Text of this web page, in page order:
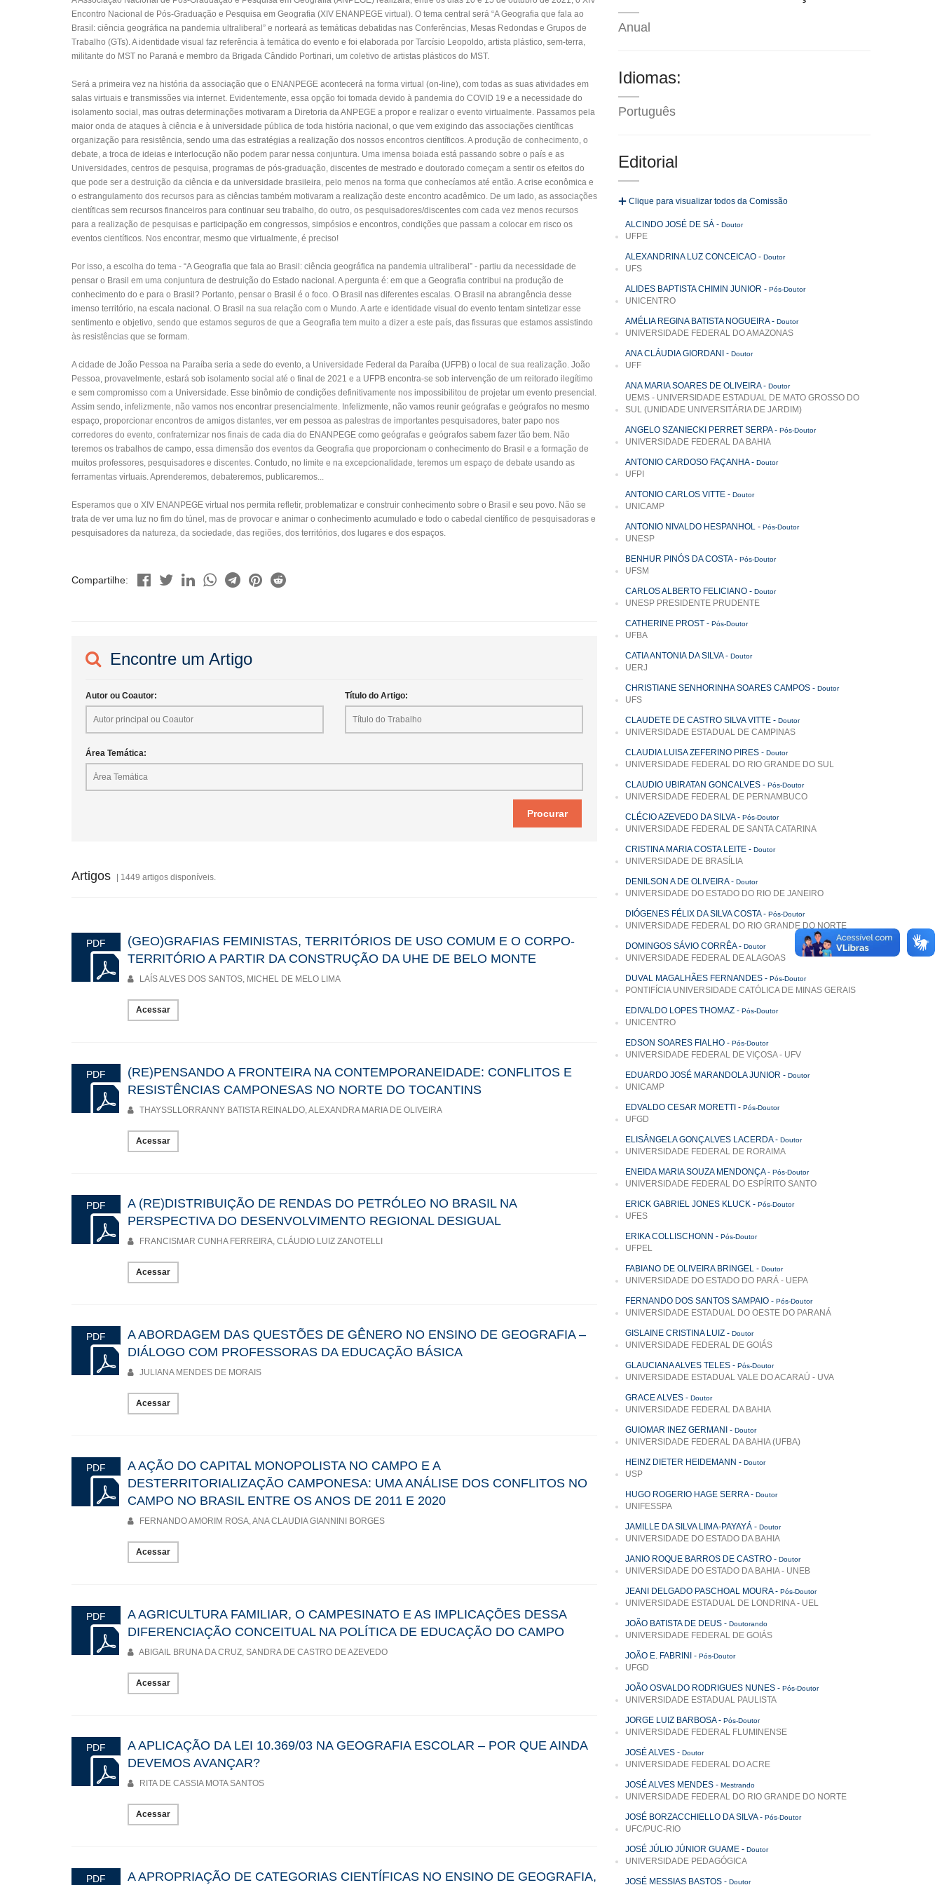
Encontro Nacional de Pós-Graduação e Pesquisa em Geografia (XIV ENANPEGE virtual). O tema central será “A Geografia que fala ao
Brasil: ciência geográfica na pandemia ultraliberal” e norteará as temáticas debatidas nas Conferências, Mesas Redondas e Grupos de
Trabalho (GTs). A identidade visual faz referência à temática do evento e foi elaborada por Tarcísio Leopoldo, artista plástico, sem-terra,
militante do MST no Paraná e membro da Brigada Cândido Portinari, um coletivo de artistas plásticos do MST.
Será a primeira vez na história da associação que o ENANPEGE acontecerá na forma virtual (on-line), com todas as suas atividades em
salas virtuais e transmissões via internet. Evidentemente, essa opção foi tomada devido à pandemia do COVID 19 e a necessidade do
isolamento social, mas outras determinações motivaram a Diretoria da ANPEGE a propor e realizar o evento virtualmente. Passamos pela
maior onda de ataques à ciência e à universidade pública de toda história nacional, o que vem exigindo das associações científicas
organização para resistência, sendo uma das estratégias a realização dos nossos encontros científicos. A produção de conhecimento, o
debate, a troca de ideias e interlocução não podem parar nessa conjuntura. Uma imensa boiada está passando sobre o país e as
Universidades, centros de pesquisa, programas de pós-graduação, discentes de mestrado e doutorado começam a sentir os efeitos do
que pode ser a destruição da ciência e da universidade brasileira, pelo menos na forma que conhecíamos até então. A crise econômica e
o estrangulamento dos recursos para as ciências também motivaram a realização deste encontro acadêmico. De um lado, as associações
científicas sem recursos financeiros para continuar seu trabalho, do outro, os pesquisadores/discentes com cada vez menos recursos
para a realização de pesquisas e participação em congressos, simpósios e encontros, condições que passam a colocar em risco os
eventos científicos. Nos encontrar, mesmo que virtualmente, é preciso!
Por isso, a escolha do tema - “A Geografia que fala ao Brasil: ciência geográfica na pandemia ultraliberal” - partiu da necessidade de
pensar o Brasil em uma conjuntura de destruição do Estado nacional. A pergunta é: em que a Geografia contribui na produção de
conhecimento do e para o Brasil? Portanto, pensar o Brasil é o foco. O Brasil nas diferentes escalas. O Brasil na abrangência desse
imenso território, na escala nacional. O Brasil na sua relação com o Mundo. A arte e identidade visual do evento tentam sintetizar esse
sentimento e objetivo, sendo que estamos seguros de que a Geografia tem muito a dizer a este país, das fissuras que estamos assistindo
às resistências que se formam.
A cidade de João Pessoa na Paraíba seria a sede do evento, a Universidade Federal da Paraíba (UFPB) o local de sua realização. João
Pessoa, provavelmente, estará sob isolamento social até o final de 2021 e a UFPB encontra-se sob intervenção de um reitorado ilegítimo
e sem compromisso com a Universidade. Esse binômio de condições definitivamente nos impossibilitou de projetar um evento presencial.
Assim sendo, infelizmente, não vamos nos encontrar presencialmente. Infelizmente, não vamos reunir geógrafas e geógrafos no mesmo
espaço, proporcionar encontros de amigos distantes, ver em pessoa as palestras de importantes pesquisadores, bater papo nos
corredores do evento, confraternizar nos finais de cada dia do ENANPEGE como geógrafas e geógrafos sabem fazer tão bem. Não
teremos os trabalhos de campo, essa dimensão dos eventos da Geografia que proporcionam o conhecimento do Brasil e a formação de
muitos professores, pesquisadores e discentes. Contudo, no limite e na excepcionalidade, teremos um espaço de debate usando as
ferramentas virtuais. Aprenderemos, debateremos, publicaremos...
Esperamos que o XIV ENANPEGE virtual nos permita refletir, problematizar e construir conhecimento sobre o Brasil e seu povo. Não se
trata de ver uma luz no fim do túnel, mas de provocar e animar o conhecimento acumulado e todo o cabedal científico de pesquisadoras e
pesquisadores da natureza, da sociedade, das regiões, dos territórios, dos lugares e dos espaços.
Compartilhe:
Encontre um Artigo
Autor ou Coautor: Título do Artigo:
Área Temática:
Artigos | 1449 artigos disponíveis.
PDF
(GEO)GRAFIAS FEMINISTAS, TERRITÓRIOS DE USO COMUM E O CORPO-
TERRITÓRIO A PARTIR DA CONSTRUÇÃO DA UHE DE BELO MONTE
LAÍS ALVES DOS SANTOS, MICHEL DE MELO LIMA
Acessar
PDF
(RE)PENSANDO A FRONTEIRA NA CONTEMPORANEIDADE: CONFLITOS E
RESISTÊNCIAS CAMPONESAS NO NORTE DO TOCANTINS
THAYSSLLORRANNY BATISTA REINALDO, ALEXANDRA MARIA DE OLIVEIRA
Acessar
PDF
A (RE)DISTRIBUIÇÃO DE RENDAS DO PETRÓLEO NO BRASIL NA
PERSPECTIVA DO DESENVOLVIMENTO REGIONAL DESIGUAL
FRANCISMAR CUNHA FERREIRA, CLÁUDIO LUIZ ZANOTELLI
Acessar
PDF
A ABORDAGEM DAS QUESTÕES DE GÊNERO NO ENSINO DE GEOGRAFIA –
DIÁLOGO COM PROFESSORAS DA EDUCAÇÃO BÁSICA
JULIANA MENDES DE MORAIS
Acessar
PDF
A AÇÃO DO CAPITAL MONOPOLISTA NO CAMPO E A
DESTERRITORIALIZAÇÃO CAMPONESA: UMA ANÁLISE DOS CONFLITOS NO
CAMPO NO BRASIL ENTRE OS ANOS DE 2011 E 2020
FERNANDO AMORIM ROSA, ANA CLAUDIA GIANNINI BORGES
Acessar
PDF
A AGRICULTURA FAMILIAR, O CAMPESINATO E AS IMPLICAÇÕES DESSA
DIFERENCIAÇÃO CONCEITUAL NA POLÍTICA DE EDUCAÇÃO DO CAMPO
ABIGAIL BRUNA DA CRUZ, SANDRA DE CASTRO DE AZEVEDO
Acessar
PDF
A APLICAÇÃO DA LEI 10.369/03 NA GEOGRAFIA ESCOLAR – POR QUE AINDA
DEVEMOS AVANÇAR?
RITA DE CASSIA MOTA SANTOS
Acessar
PDF A APROPRIAÇÃO DE CATEGORIAS CIENTÍFICAS NO ENSINO DE GEOGRAFIA,
Anual
Idiomas:
Português
Editorial
Clique para visualizar todos da Comissão
ALCINDO JOSÉ DE SÁ - Doutor
UFPE
ALEXANDRINA LUZ CONCEICAO - Doutor
UFS
ALIDES BAPTISTA CHIMIN JUNIOR - Pós-Doutor
UNICENTRO
AMÉLIA REGINA BATISTA NOGUEIRA- Doutor
UNIVERSIDADE FEDERAL DO AMAZONAS
ANA CLÁUDIA GIORDANI - Doutor
UFF
ANA MARIA SOARES DE OLIVEIRA- Doutor
UEMS - UNIVERSIDADE ESTADUAL DE MATO GROSSO DO
SUL (UNIDADE UNIVERSITÁRIA DE JARDIM)
ANGELO SZANIECKI PERRET SERPA- Pós-Doutor
UNIVERSIDADE FEDERAL DA BAHIA
ANTONIO CARDOSO FAÇANHA- Doutor
UFPI
ANTONIO CARLOS VITTE - Doutor
UNICAMP
ANTONIO NIVALDO HESPANHOL - Pós-Doutor
UNESP
BENHUR PINÓS DA COSTA- Pós-Doutor
UFSM
CARLOS ALBERTO FELICIANO - Doutor
UNESP PRESIDENTE PRUDENTE
CATHERINE PROST - Pós-Doutor
UFBA
CATIA ANTONIA DA SILVA- Doutor
UERJ
CHRISTIANE SENHORINHA SOARES CAMPOS - Doutor
UFS
CLAUDETE DE CASTRO SILVA VITTE - Doutor
UNIVERSIDADE ESTADUAL DE CAMPINAS
CLAUDIA LUISA ZEFERINO PIRES - Doutor
UNIVERSIDADE FEDERAL DO RIO GRANDE DO SUL
CLAUDIO UBIRATAN GONCALVES - Pós-Doutor
UNIVERSIDADE FEDERAL DE PERNAMBUCO
CLÉCIO AZEVEDO DA SILVA- Pós-Doutor
UNIVERSIDADE FEDERAL DE SANTA CATARINA
CRISTINA MARIA COSTA LEITE - Doutor
UNIVERSIDADE DE BRASÍLIA
DENILSON A DE OLIVEIRA- Doutor
UNIVERSIDADE DO ESTADO DO RIO DE JANEIRO
DIÓGENES FÉLIX DA SILVA COSTA- Pós-Doutor
UNIVERSIDADE FEDERAL DO RIO GRANDE DO NORTE
DOMINGOS SÁVIO CORRÊA- Doutor
UNIVERSIDADE FEDERAL DE ALAGOAS
DUVAL MAGALHÃES FERNANDES - Pós-Doutor
PONTIFÍCIA UNIVERSIDADE CATÓLICA DE MINAS GERAIS
EDIVALDO LOPES THOMAZ - Pós-Doutor
UNICENTRO
EDSON SOARES FIALHO - Pós-Doutor
UNIVERSIDADE FEDERAL DE VIÇOSA - UFV
EDUARDO JOSÉ MARANDOLA JUNIOR - Doutor
UNICAMP
EDVALDO CESAR MORETTI - Pós-Doutor
UFGD
ELISÂNGELA GONÇALVES LACERDA- Doutor
UNIVERSIDADE FEDERAL DE RORAIMA
ENEIDA MARIA SOUZA MENDONÇA- Pós-Doutor
UNIVERSIDADE FEDERAL DO ESPÍRITO SANTO
ERICK GABRIEL JONES KLUCK - Pós-Doutor
UFES
ERIKA COLLISCHONN - Pós-Doutor
UFPEL
FABIANO DE OLIVEIRA BRINGEL - Doutor
UNIVERSIDADE DO ESTADO DO PARÁ - UEPA
FERNANDO DOS SANTOS SAMPAIO - Pós-Doutor
UNIVERSIDADE ESTADUAL DO OESTE DO PARANÁ
GISLAINE CRISTINA LUIZ - Doutor
UNIVERSIDADE FEDERAL DE GOIÁS
GLAUCIANA ALVES TELES - Pós-Doutor
UNIVERSIDADE ESTADUAL VALE DO ACARAÚ - UVA
GRACE ALVES - Doutor
UNIVERSIDADE FEDERAL DA BAHIA
GUIOMAR INEZ GERMANI - Doutor
UNIVERSIDADE FEDERAL DA BAHIA (UFBA)
HEINZ DIETER HEIDEMANN - Doutor
USP
HUGO ROGERIO HAGE SERRA- Doutor
UNIFESSPA
JAMILLE DA SILVA LIMA-PAYAYÁ - Doutor
UNIVERSIDADE DO ESTADO DA BAHIA
JANIO ROQUE BARROS DE CASTRO - Doutor
UNIVERSIDADE DO ESTADO DA BAHIA - UNEB
JEANI DELGADO PASCHOAL MOURA- Pós-Doutor
UNIVERSIDADE ESTADUAL DE LONDRINA - UEL
JOÃO BATISTA DE DEUS - Doutorando
UNIVERSIDADE FEDERAL DE GOIÁS
JOÃO E. FABRINI - Pós-Doutor
UFGD
JOÃO OSVALDO RODRIGUES NUNES - Pós-Doutor
UNIVERSIDADE ESTADUAL PAULISTA
JORGE LUIZ BARBOSA- Pós-Doutor
UNIVERSIDADE FEDERAL FLUMINENSE
JOSÉ ALVES - Doutor
UNIVERSIDADE FEDERAL DO ACRE
JOSÉ ALVES MENDES - Mestrando
UNIVERSIDADE FEDERAL DO RIO GRANDE DO NORTE
JOSÉ BORZACCHIELLO DA SILVA- Pós-Doutor
UFC/PUC-RIO
JOSÉ JÚLIO JÚNIOR GUAME - Doutor
UNIVERSIDADE PEDAGÓGICA
JOSÉ MESSIAS BASTOS - Doutor